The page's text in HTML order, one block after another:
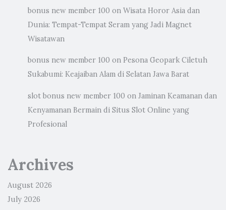
bonus new member 100 on Wisata Horor Asia dan
Dunia: Tempat-Tempat Seram yang Jadi Magnet
Wisatawan
bonus new member 100 on Pesona Geopark Ciletuh
Sukabumi: Keajaiban Alam di Selatan Jawa Barat
slot bonus new member 100 on Jaminan Keamanan dan
Kenyamanan Bermain di Situs Slot Online yang
Profesional
Archives
August 2026
July 2026